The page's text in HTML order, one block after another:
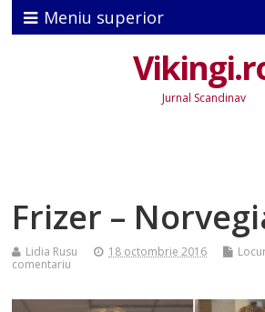
Meniu superior
Jurnal Scandinav
Frizer –
Lidia Rusu 18 octombrie 2016
comentariu